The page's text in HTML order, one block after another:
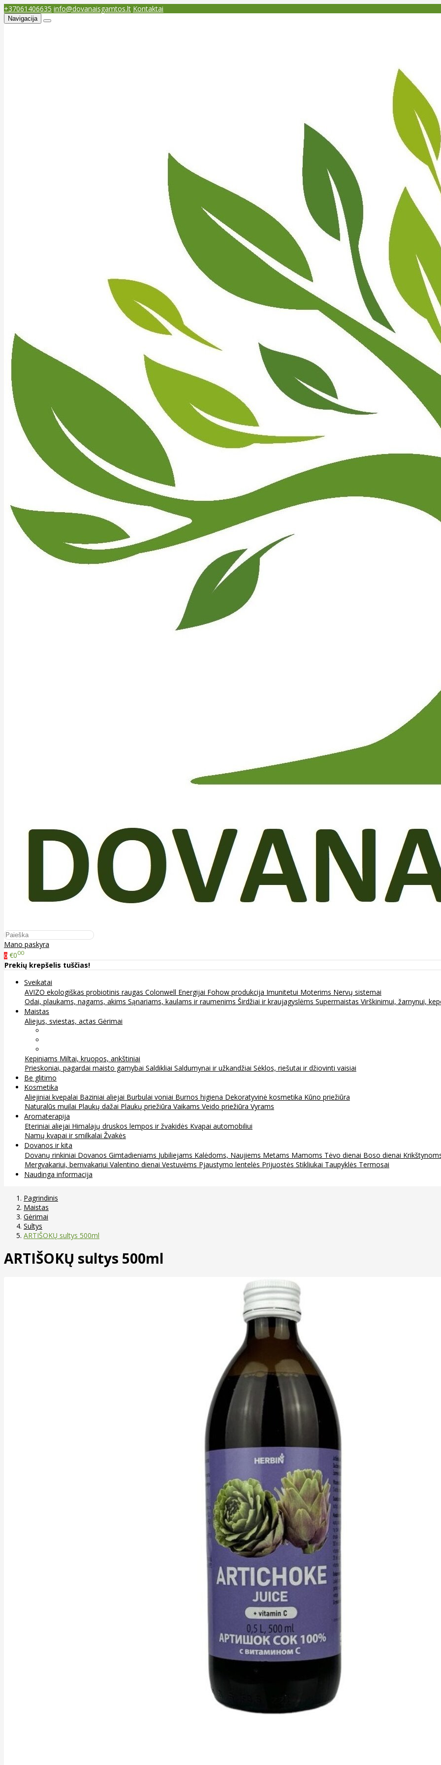
+37061406635 info@dovanaisgamtos.lt Kontaktai
Navigacija
Mano paskyra
0 €000
Prekių krepšelis tuščias!
Sveikatai
AVIZO ekologiškas probiotinis raugas Colonwell Energijai Fohow produkcija Imunitetui Moterims Nervų sistemai
Odai, plaukams, nagams, akims Sąnariams, kaulams ir raumenims Širdžiai ir kraujagyslėms Supermaistas Virškinimui, žarnynui,
Maistas
Aliejus, sviestas, actas Gėrimai
Kepiniams Miltai, kruopos, ankštiniai
Prieskoniai, pagardai maisto gamybai Saldikliai Saldumynai ir užkandžiai Sėklos, riešutai ir džiovinti vaisiai
Be glitimo
Kosmetika
Aliejiniai kvepalai Baziniai aliejai Burbulai voniai Burnos higiena Dekoratyvinė kosmetika Kūno priežiūra
Naturalūs muilai Plaukų dažai Plaukų priežiūra Vaikams Veido priežiūra Vyrams
Aromaterapija
Eteriniai aliejai Himalajų druskos lempos ir žvakidės Kvapai automobiliui
Namų kvapai ir smilkalai Žvakės
Dovanos ir kita
Dovanų rinkiniai Dovanos Gimtadieniams Jubiliejams Kalėdoms, Naujiems Metams Mamoms Tėvo dienai Boso dienai
Mergvakariui, bernvakariui Valentino dienai Vestuvėms Pjaustymo lentelės Prijuostės Stikliukai Taupyklės Termosai
Naudinga informacija
Pagrindinis
Maistas
Gėrimai
Sultys
ARTIŠOKŲ sultys 500ml
ARTIŠOKŲ sultys 500ml